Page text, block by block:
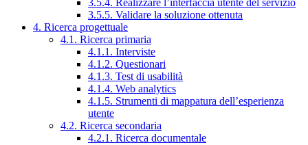
3.5.5. Validare la soluzione ottenuta
4. Ricerca progettuale
4.1. Ricerca primaria
4.1.1. Interviste
4.1.2. Questionari
4.1.3. Test di usabilità
4.1.4. Web analytics
4.1.5. Strumenti di mappatura dell’esperienza
utente
4.2. Ricerca secondaria
4.2.1. Ricerca documentale